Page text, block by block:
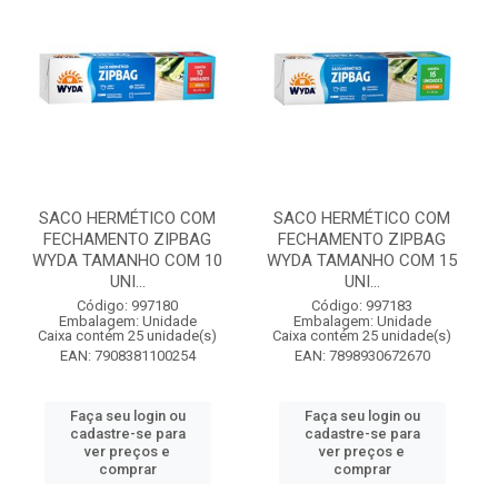
SACO HERMÉTICO COM
FECHAMENTO ZIPBAG
WYDA TAMANHO COM 10
UNI...
Código: 997180
Embalagem: Unidade
Caixa contém 25 unidade(s)
EAN: 7908381100254
Faça seu login ou
cadastre-se para
ver preços e
comprar
SACO HERMÉTICO COM
FECHAMENTO ZIPBAG
WYDA TAMANHO COM 15
UNI...
Código: 997183
Embalagem: Unidade
Caixa contém 25 unidade(s)
EAN: 7898930672670
Faça seu login ou
cadastre-se para
ver preços e
comprar